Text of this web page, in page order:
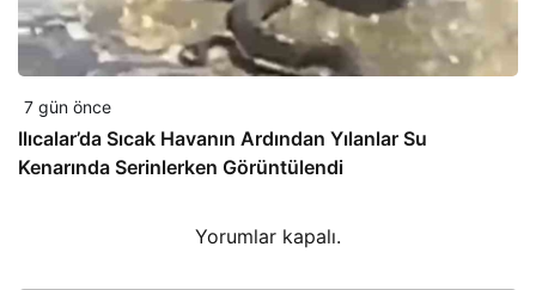
7 gün önce
Ilıcalar’da Sıcak Havanın Ardından Yılanlar Su
Kenarında Serinlerken Görüntülendi
Yorumlar kapalı.